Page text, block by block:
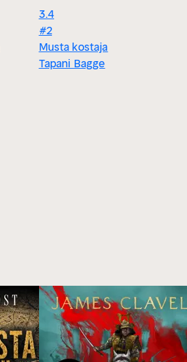
3.4
#2
Musta kostaja
Tapani Bagge